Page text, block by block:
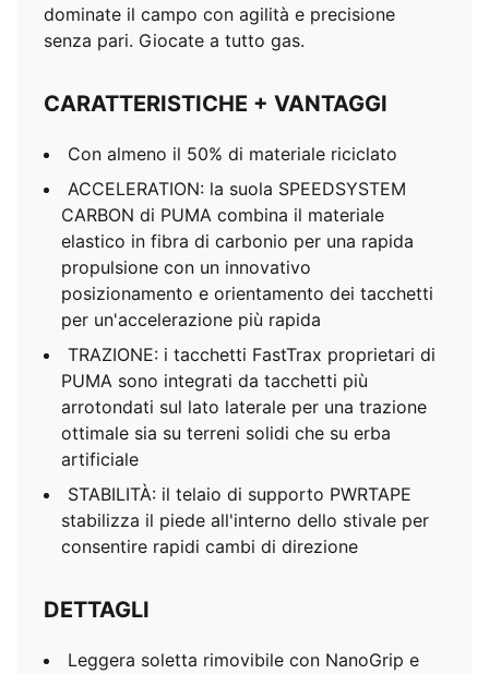
dominate il campo con agilità e precisione
senza pari. Giocate a tutto gas.
CARATTERISTICHE + VANTAGGI
Con almeno il 50% di materiale riciclato
ACCELERATION: la suola SPEEDSYSTEM
CARBON di PUMA combina il materiale
elastico in fibra di carbonio per una rapida
propulsione con un innovativo
posizionamento e orientamento dei tacchetti
per un'accelerazione più rapida
TRAZIONE: i tacchetti FastTrax proprietari di
PUMA sono integrati da tacchetti più
arrotondati sul lato laterale per una trazione
ottimale sia su terreni solidi che su erba
artificiale
STABILITÀ: il telaio di supporto PWRTAPE
stabilizza il piede all'interno dello stivale per
consentire rapidi cambi di direzione
DETTAGLI
Leggera soletta rimovibile con NanoGrip e